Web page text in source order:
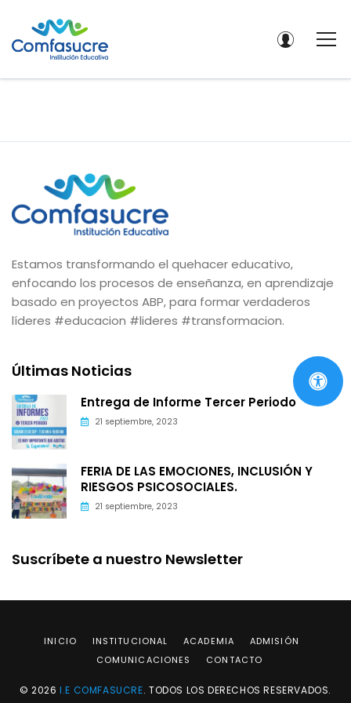
Estamos transformando el quehacer educativo,
enfocando los procesos de enseñanza, en aprendizaje
basado en proyectos ABP, para formar verdaderos
líderes #educacion #lideres #transformacion.
Últimas Noticias
Entrega de Informe Tercer Periodo
21 septiembre, 2023
FERIA DE LAS EMOCIONES, INCLUSIÓN Y
RIESGOS PSICOSOCIALES.
21 septiembre, 2023
Suscríbete a nuestro Newsletter
INICIO INSTITUCIONAL ACADEMIA
ADMISIÓN
COMUNICACIONES
CONTACTO
© 2026I.E COMFASUCRE. TODOS LOS DERECHOS RESERVADOS.